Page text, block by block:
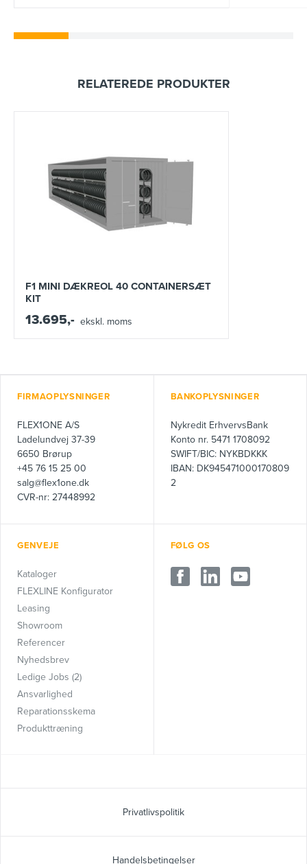
RELATEREDE PRODUKTER
F1 MINI DÆKREOL 40 CONTAINERSÆT
KIT
13.695,- ekskl. moms
FIRMAOPLYSNINGER
FLEX1ONE A/S
Ladelundvej 37-39
6650 Brørup
+45 76 15 25 00
salg@flex1one.dk
CVR-nr: 27448992
BANKOPLYSNINGER
Nykredit ErhvervsBank
Konto nr. 5471 1708092
SWIFT/BIC: NYKBDKKK
IBAN: DK945471000170809
2
GENVEJE
Kataloger
FLEXLINE Konfigurator
Leasing
Showroom
Referencer
Nyhedsbrev
Ledige Jobs (2)
Ansvarlighed
Reparationsskema
Produkttræning
FØLG OS
Privatlivspolitik
Handelsbetingelser